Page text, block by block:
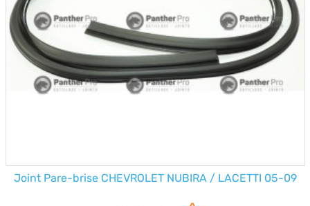
Joint Pare-brise CHEVROLET NUBIRA / LACETTI 05-09